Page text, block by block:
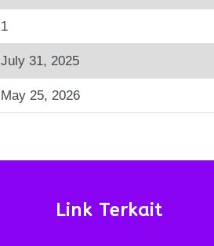
1
July 31, 2025
May 25, 2026
Link Terkait